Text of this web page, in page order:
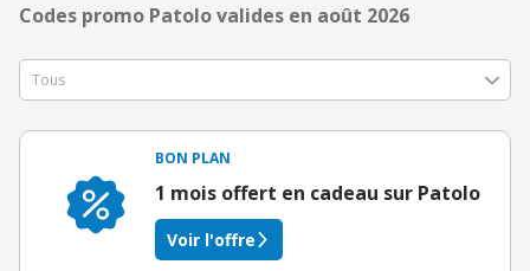
Codes promo Patolo valides en août 2026
BON PLAN
1 mois offert en cadeau sur Patolo
Voir l'offre